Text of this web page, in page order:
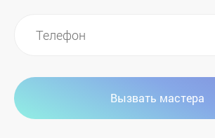
Jackys
Вызвать мастера